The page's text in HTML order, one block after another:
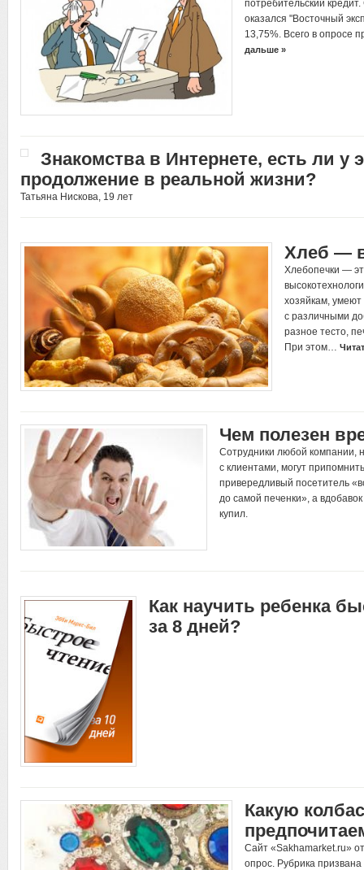
потребительский
оказался "Восточный
13,75%. Всего в опросе
дальше »
Знакомства в Интернете, есть ли у
продолжение в реальной жизни?
Татьяна Нискова, 19 лет
Хлеб —
Хлебопечки —
хозяйкам, умеют
с различными
разное тесто,
При этом…
Чем полезен
Сотрудники любой компании,
с клиентами, могут
привередливый посетитель
до самой печенки», а
купил.
Как научить ребенка
за 8 дней?
Какую
Сайт «Sakhamarket.ru»
опрос. Рубрика